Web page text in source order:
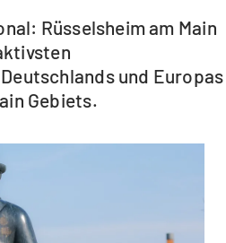
Rüsselsheim am Main
und Europas
Gebiets.